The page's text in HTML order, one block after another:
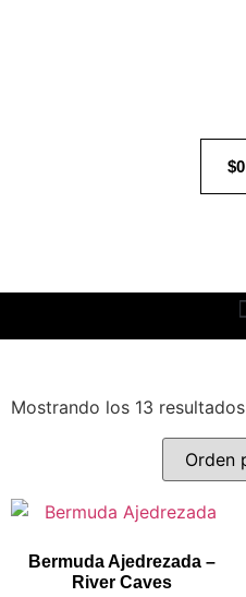
$0
Mostrando los 13 resultados
Bermuda Ajedrezada –
River Caves